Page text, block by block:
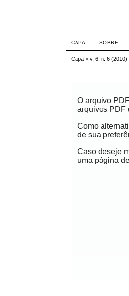
CAPA SOBRE
Capa >v. 6, n. 6 (2010)
O arquivo
arquivos PDF
Como
de sua
Caso deseje
uma página de